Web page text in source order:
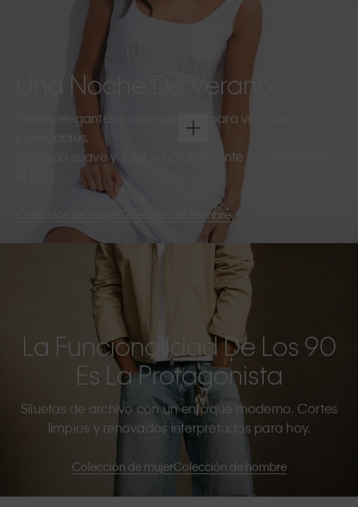
Una Noche De Verano
Piezas elegantes y atemporales para veladas
inolvidables.
Sastrería suave y tejidos naturalmente ligeros al caer
Colección de hombre
La Funcionalidad De Los 90
Es La Protagonista
Siluetas de archivo con un enfoque moderno. Cortes
limpios y renovados interpretados para hoy.
Colección de mujerColección de hombre